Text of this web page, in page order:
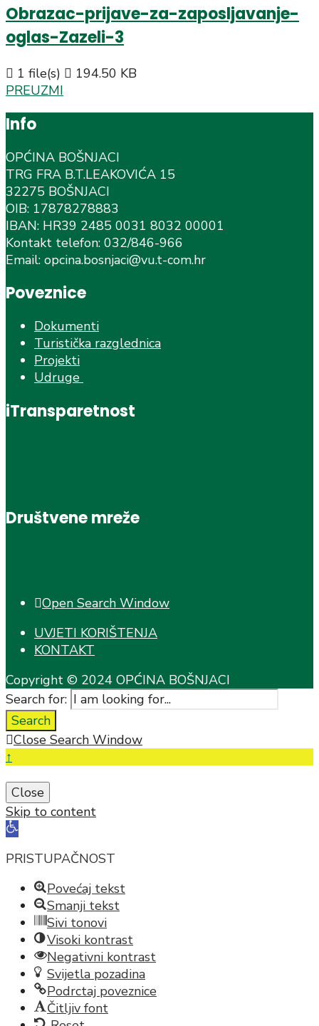
Obrazac-prijave-za-zaposljavanje-
oglas-Zazeli-3
1 file(s)
194.50 KB
PREUZMI
Info
OPĆINA BOŠNJACI
TRG FRA B.T.LEAKOVIĆA 15
32275 BOŠNJACI
OIB: 17878278883
IBAN: HR39 2485 0031 8032 00001
Kontakt telefon: 032/846-966
Email: opcina.bosnjaci@vu.t-com.hr
Poveznice
Dokumenti
Turistička razglednica
Projekti
Udruge
iTransparetnost
Društvene mreže
Open Search Window
UVJETI KORIŠTENJA
KONTAKT
Copyright © 2024 OPĆINA BOŠNJACI
Search for:
Search
Close Search Window
↑
Close
Skip to content
Open
PRISTUPAČNOST
Povećaj tekst
Smanji tekst
Sivi tonovi
Visoki kontrast
Negativni kontrast
Svijetla pozadina
Podrctaj poveznice
Čitljiv font